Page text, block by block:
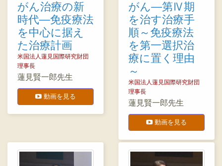
がん治療の新
時代―免疫療法
を中心に据え
た治療計画
米国法人蓮見国際研究財団
理事長
蓮見賢一郎先生
動画を見る
がん―第Ⅳ期
を治す治療手
順～免疫療法
を第一選択治
療に置く理由
～
米国法人蓮見国際研究財団
理事長
蓮見賢一郎先生
動画を見る